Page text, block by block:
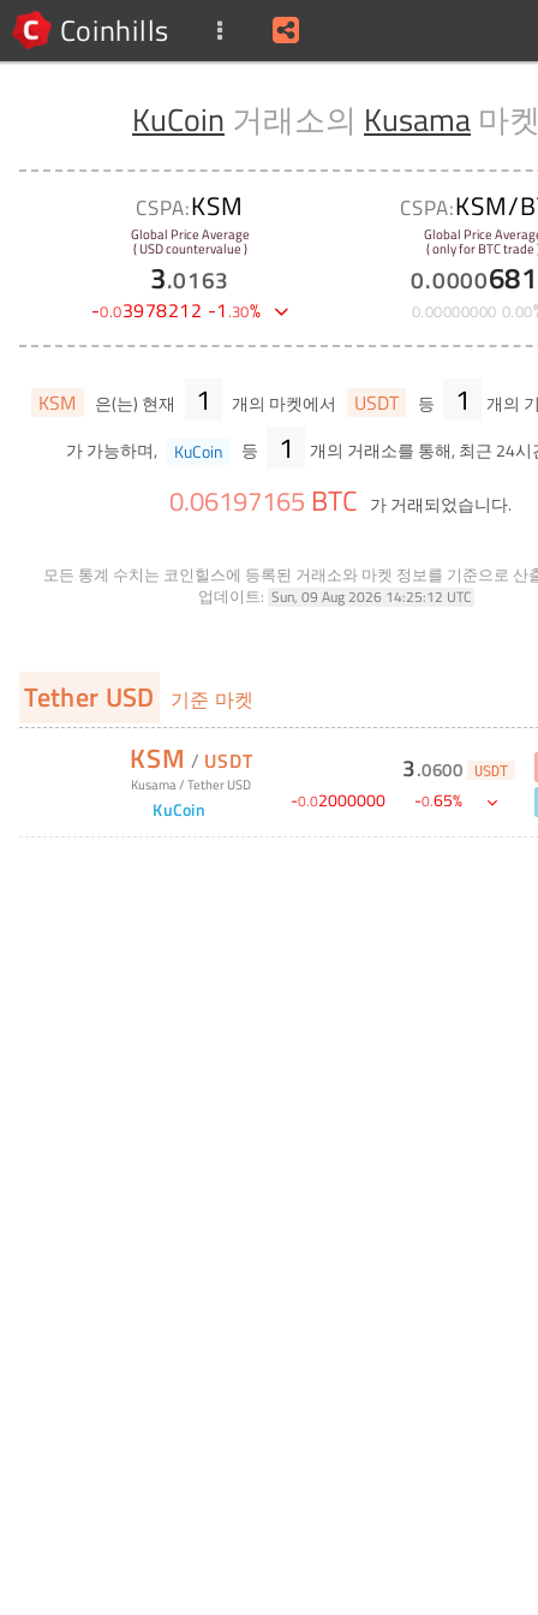
Coinhills
KuCoin 거래소의 Kusama 마
CSPA:KSM
Global Price Average
( USD countervalue )
3.0163
-0.03978212 -1.30%
CSPA:KSM/
Global Price
( only for BTC trade
0.0000
0.00000000 0.00
KSM 은(는) 현재 1 개의 마켓에서 USDT 등 1
개의
가 가능하며,
KuCoin 등 1 개의 거래소를 통해, 최근 24
0.06197165 BTC 가 거래되었습니다.
모든 통계 수치는 코인힐스에 등록된 거래소와 마켓 정보를 기준으로 산
업데이트: Sun, 09 Aug 2026 14:25:12 UTC
Tether USD 기준 마켓
KSM / USDT
Kusama/Tether USD
KuCoin
3.0600 USDT
-0.02000000 -0.65%